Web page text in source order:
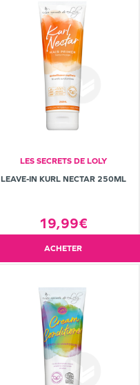
LES SECRETS DE LOLY
LEAVE-IN KURL NECTAR 250ML
19,99€
ACHETER